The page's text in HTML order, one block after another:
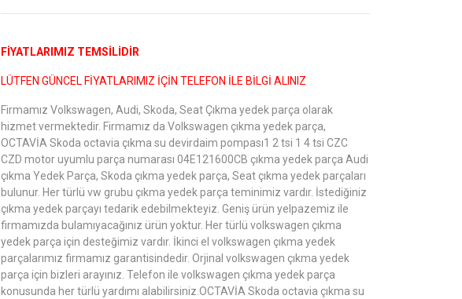
FİYATLARIMIZ TEMSİLİDİR
LÜTFEN GÜNCEL FİYATLARIMIZ İÇİN TELEFON İLE BİLGİ ALINIZ
Firmamız Volkswagen, Audi, Skoda, Seat Çıkma yedek parça olarak
hizmet vermektedir. Firmamız da Volkswagen çıkma yedek parça,
OCTAVİA Skoda octavia çıkma su devirdaim pompası1 2 tsi 1 4 tsi CZC
CZD motor uyumlu parça numarası 04E121600CB çıkma yedek parça Audi
çıkma Yedek Parça, Skoda çıkma yedek parça, Seat çıkma yedek parçaları
bulunur. Her türlü vw grubu çıkma yedek parça teminimiz vardır. İstediğiniz
çıkma yedek parçayı tedarik edebilmekteyiz. Geniş ürün yelpazemiz ile
firmamızda bulamıyacağınız ürün yoktur. Her türlü volkswagen çıkma
yedek parça için desteğimiz vardır. İkinci el volkswagen çıkma yedek
parçalarımız firmamız garantisindedir. Orjinal volkswagen çıkma yedek
parça için bizleri arayınız. Telefon ile volkswagen çıkma yedek parça
konusunda her türlü yardımı alabilirsiniz.OCTAVİA Skoda octavia çıkma su